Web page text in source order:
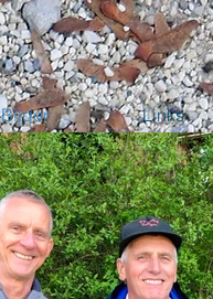
Bilder Links